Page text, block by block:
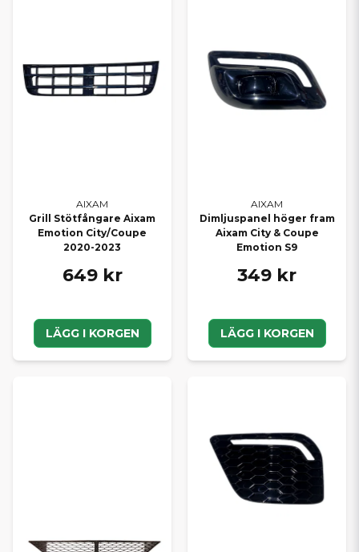
AIXAM
Grill Stötfångare Aixam
Emotion City/Coupe
2020-2023
649 kr
LÄGG I KORGEN
AIXAM
Dimljuspanel höger fram
Aixam City & Coupe
Emotion S9
349 kr
LÄGG I KORGEN